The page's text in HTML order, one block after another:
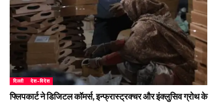
दिल्ली देश-विदेश
फ्लिपकार्ट ने डिजिटल कॉमर्स, इन्फ्रास्ट्रक्चर और इंक्लुसिव ग्रोथ के